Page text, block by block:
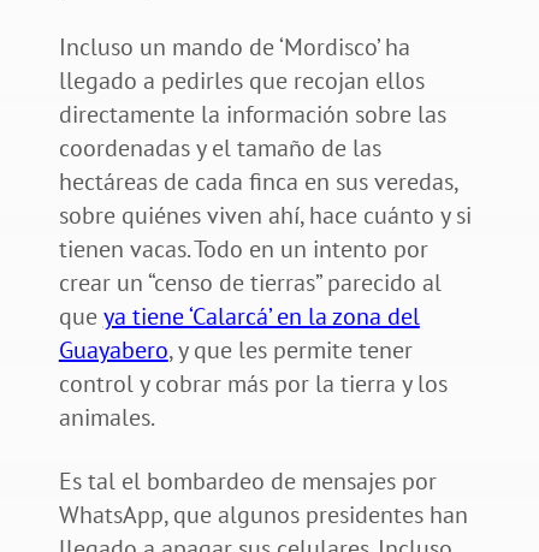
Incluso un mando de ‘Mordisco’ ha
llegado a pedirles que recojan ellos
directamente la información sobre las
coordenadas y el tamaño de las
hectáreas de cada finca en sus veredas,
sobre quiénes viven ahí, hace cuánto y si
tienen vacas. Todo en un intento por
crear un “censo de tierras” parecido al
queya tiene ‘Calarcá’ en la zona del
Guayabero, y que les permite tener
control y cobrar más por la tierra y los
animales.
Es tal el bombardeo de mensajes por
WhatsApp, que algunos presidentes han